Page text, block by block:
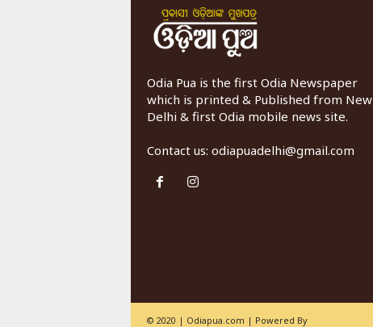
Odia Pua is the first Odia Newspaper
which is printed & Published from New
Delhi & first Odia mobile news site.
Contact us: odiapuadelhi@gmail.com
© 2020 | Odiapua.com | Powered By